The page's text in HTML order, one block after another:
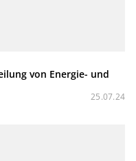
von Energie- und
25.07.24